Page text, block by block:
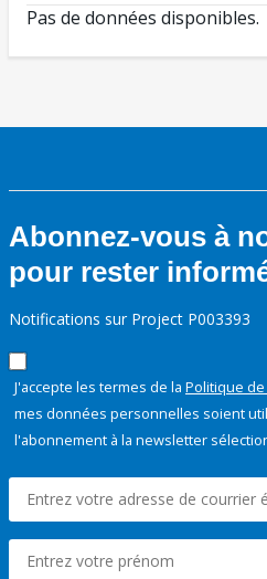
Pas de données disponibles.
Abonnez-vous à
pour rester
Notifications sur Project P003393
J'accepte les termes de la Politique
mes données personnelles soient
l'abonnement à la newsletter